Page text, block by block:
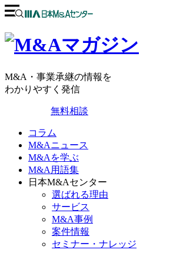
M&A・事業承継の情報を
わかりやすく発信
無料相談
コラム
M&Aニュース
M&Aを学ぶ
M&A用語集
日本M&Aセンター
選ばれる理由
サービス
M&A事例
案件情報
セミナー・ナレッジ